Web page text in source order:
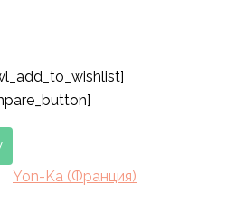
Yon-Ka (Франция)